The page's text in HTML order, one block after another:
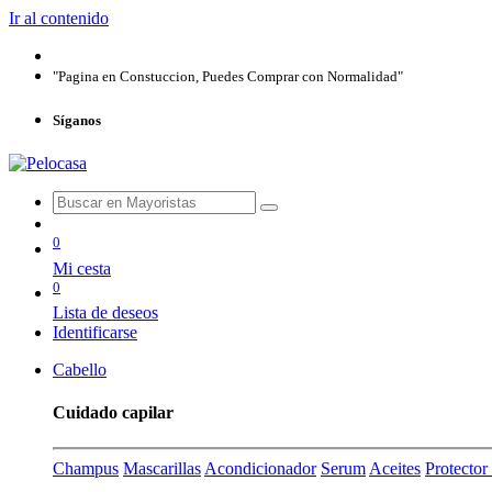
Ir al contenido
"Pagina en Constuccion, Puedes Comprar con Normalidad"
Síganos
0
Mi cesta
0
Lista de deseos
Identificarse
Cabello
Cuidado capilar
Champus Mascarillas Acondicionador Serum Aceites